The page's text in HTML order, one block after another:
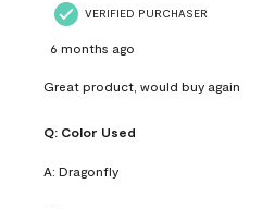
VERIFIED PURCHASER
6 months ago
Great product, would buy again
Q: Color Used
A: Dragonfly